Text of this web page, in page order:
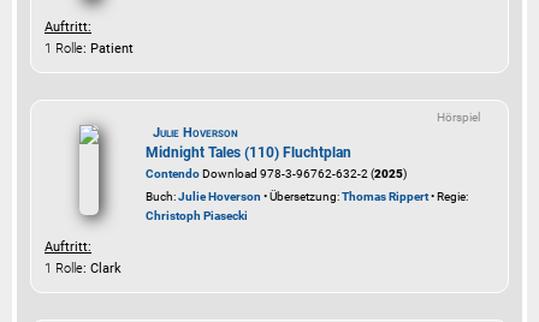
Auftritt:
1 Rolle: Patient
Hörspiel
Julie Hoverson
Midnight Tales (110) Fluchtplan
ContendoDownload 978-3-96762-632-2 (2025)
Buch:Julie Hoverson • Übersetzung:Thomas Rippert• Regie:
Christoph Piasecki
Auftritt:
1 Rolle: Clark